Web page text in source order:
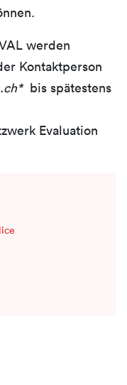
werden
Kontaktperson
bis spätestens
Evaluation
Seitenanfang